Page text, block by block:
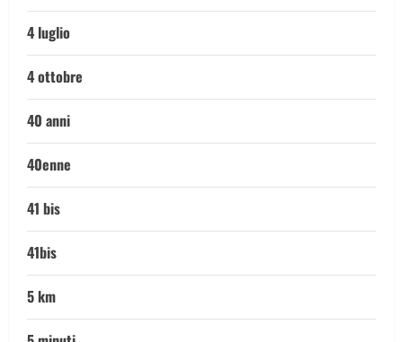
4 luglio
4 ottobre
40 anni
40enne
41 bis
41bis
5 km